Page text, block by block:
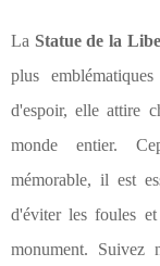
La Statue de la
plus
d'espoir, elle attire
monde entier.
mémorable, il est
d'éviter les foules
monument. Suivez